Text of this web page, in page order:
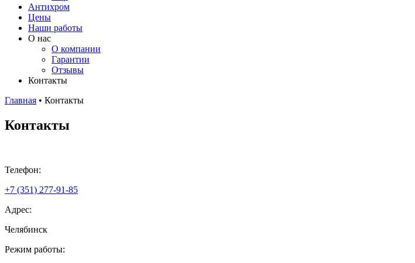
Антихром
Цены
Наши работы
О нас
О компании
Гарантии
Отзывы
Контакты
Главная • Контакты
Контакты
Телефон:
+7 (351) 277-91-85
Адрес:
Челябинск
Режим работы: